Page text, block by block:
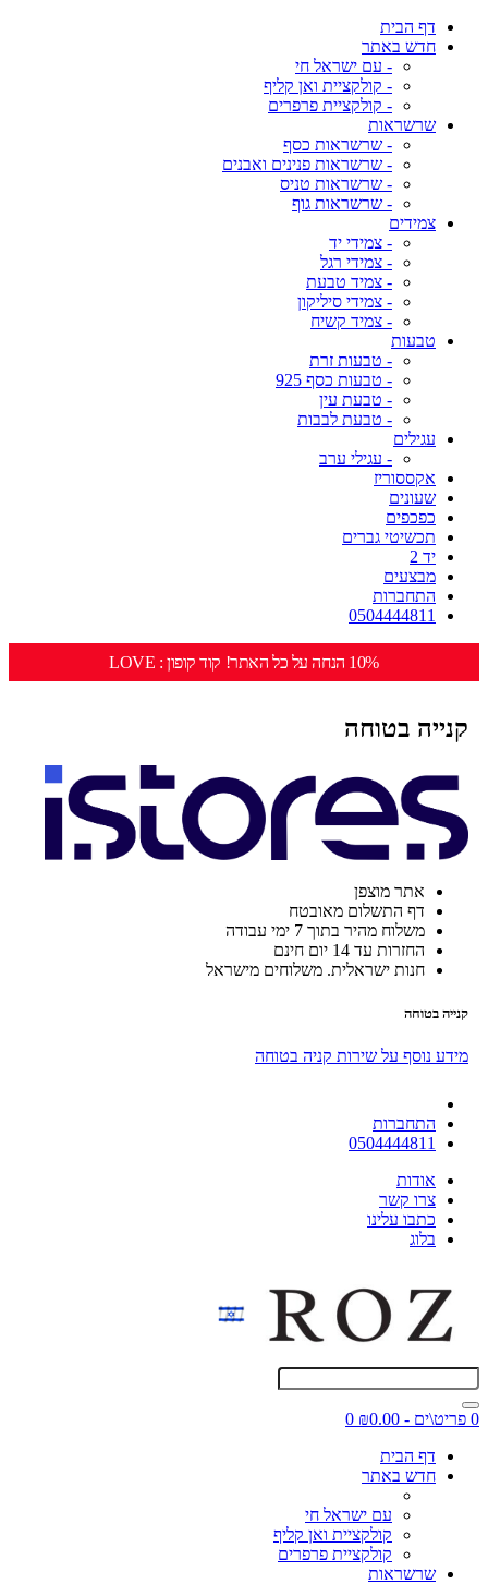
דף הבית
חדש באתר
- עם ישראל חי
- קולקציית ואן קליף
- קולקציית פרפרים
שרשראות
- שרשראות כסף
- שרשראות פנינים ואבנים
- שרשראות טניס
- שרשראות גוף
צמידים
- צמידי יד
- צמידי רגל
- צמיד טבעת
- צמידי סיליקון
- צמיד קשיח
טבעות
- טבעות זרת
- טבעות כסף 925
- טבעת עין
- טבעת לבבות
עגילים
- עגילי ערב
אקססוריז
שעונים
כפכפים
תכשיטי גברים
יד 2
מבצעים
התחברות
0504444811
10% הנחה על כל האתר! קוד קופון : LOVE
קנייה בטוחה
אתר מוצפן
דף התשלום מאובטח
משלוח מהיר בתוך 7 ימי עבודה
החזרות עד 14 יום חינם
חנות ישראלית. משלוחים מישראל
קנייה בטוחה
מידע נוסף על שירות קניה בטוחה
התחברות
0504444811
אודות
צרו קשר
כתבו עלינו
בלוג
0 פריט\ים - ₪0.00
0
דף הבית
חדש באתר
עם ישראל חי
קולקציית ואן קליף
קולקציית פרפרים
שרשראות